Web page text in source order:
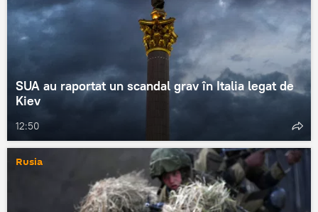
SUA au raportat un scandal grav în Italia legat de
Kiev
12:50
Rusia